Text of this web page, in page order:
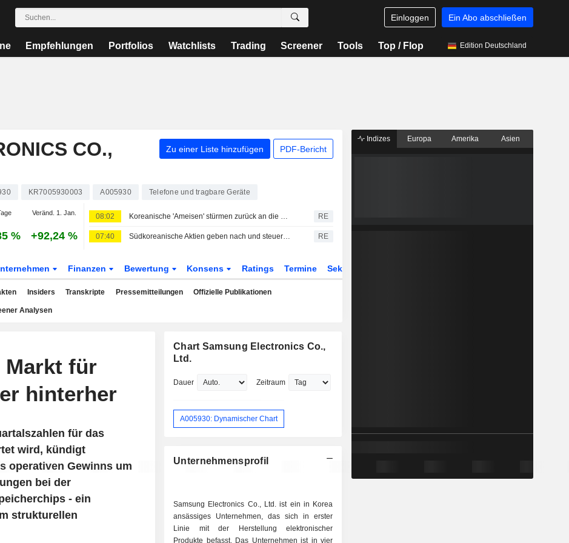
Einloggen Ein Abo abschließen
Empfehlungen Portfolios Watchlists Trading Screener Tools Top / Flop Edition Deutschland
CO.,
Zu einer Liste hinzufügen PDF-Bericht
KR7005930003 A005930 Telefone und tragbare Geräte
Veränd. 1. Jan.
% +92,24 %
08:02 Koreanische 'Ameisen' stürmen zurück an die Wall Street, nachdem KOSPI-Einbruch Rückholoffensive dämpft RE
07:40 Südkoreanische Aktien geben nach und steuern auf siebte Wochenverlustserie in Folge zu RE
Finanzen Bewertung Konsens Ratings Termine Sektor
Insiders Transkripte Pressemitteilungen Offizielle Publikationen
Analysen
Markt für
hinterher
für das
wird, kündigt
operativen Gewinns um
bei der
- ein
strukturellen
Chart Samsung Electronics Co.,
Ltd.
Dauer Zeitraum
A005930: Dynamischer Chart
Unternehmensprofil
Samsung Electronics Co., Ltd. ist ein in Korea
ansässiges Unternehmen, das sich in erster
Linie mit der Herstellung elektronischer
Produkte befasst. Das Unternehmen ist in vier
Indizes Europa Amerika Asien